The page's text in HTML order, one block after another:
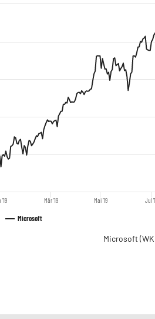
Microsoft
Mär '19 Mai '19 Jul
Microsoft